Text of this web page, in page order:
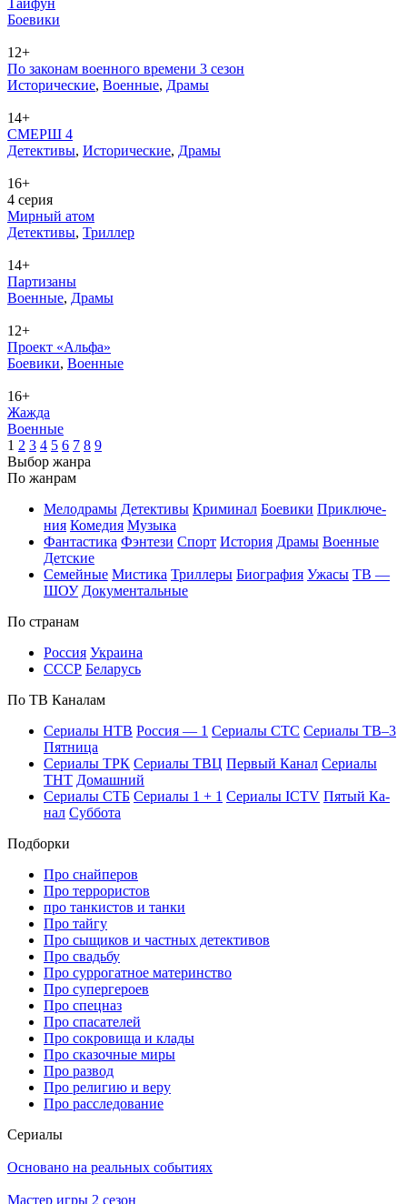
Бое­ви­ки
12+
По законам военного времени 3 сезон
Ис­то­ри­че­ские, Во­ен­ные, Дра­мы
14+
СМЕРШ 4
Де­тек­ти­вы, Ис­то­ри­че­ские, Дра­мы
16+
4 серия
Мирный атом
Де­тек­ти­вы, Трил­лер
14+
Партизаны
Во­ен­ные, Дра­мы
12+
Проект «Альфа»
Бое­ви­ки, Во­ен­ные
16+
Жажда
Во­ен­ные
1 2 3 4 5 6 7 8 9
Вы­бор жан­ра
По жан­рам
Ме­ло­дра­мы Де­тек­ти­вы Кри­ми­нал Бое­ви­ки При­клю­че­
ния Ко­ме­дия Му­зы­ка
Фан­та­сти­ка Фэн­те­зи Спорт Ис­то­рия Дра­мы Во­ен­ные
Дет­ские
Се­мей­ные Мис­ти­ка Трил­ле­ры Био­гра­фия Ужа­сы ТВ —
ШОУ До­ку­мен­таль­ные
По стра­нам
Рос­сия Ук­раи­на
СССР Бе­ла­русь
По ТВ Ка­на­лам
Се­риа­лы НТВ Рос­сия — 1 Се­риа­лы СТС Се­риа­лы ТВ–3
Пят­ни­ца
Се­риа­лы ТРК Се­риа­лы ТВЦ Пер­вый Ка­нал Се­риа­лы
ТНТ До­маш­ний
Се­риа­лы СТБ Се­риа­лы 1 + 1 Се­риа­лы ICTV Пя­тый Ка­
нал Суб­бо­та
Подборки
Про снайперов
Про террористов
про танкистов и танки
Про тайгу
Про сыщиков и частных детективов
Про свадьбу
Про суррогатное материнство
Про супергероев
Про спецназ
Про спасателей
Про сокровища и клады
Про сказочные миры
Про развод
Про религию и веру
Про расследование
Се­риа­лы
Основано на реальных событиях
Мастер игры 2 сезон